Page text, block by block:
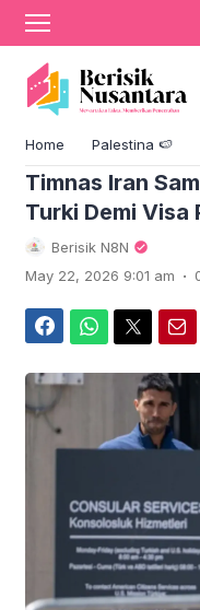
Home Palestina 🍉
Komentar › Blog &
Timnas Iran
Turki Demi Visa
Berisik N8N
May 22, 2026 9:01 am .